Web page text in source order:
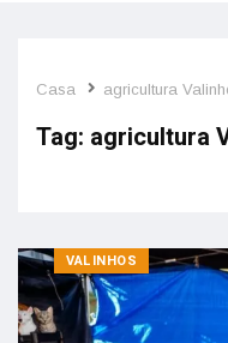
Casa agricultura
Tag: agricultura
VALINHOS